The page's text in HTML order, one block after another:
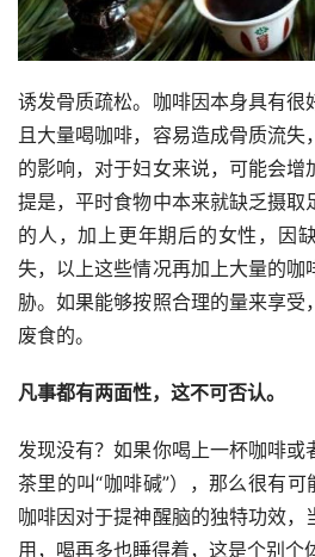
诱发骨质疏松。咖啡因本身具有很
且大量喝咖啡，容易造成骨质流失
的影响，对于妇女来说，可能会增
提是，平时食物中本来就缺乏摄取
的人，加上更年期后的女性，因
失，以上这些情况再加上大量的咖
胁。如果能够按照合理的量来享受
废食的。
凡事都有两面性，这不可否认。
发现没有？如果你喝上一杯咖啡或
茶里的叫“咖啡碱”），那么很有可
咖啡因对于提神醒脑的独特功效，
用，喝再多也睡得着，这是个别个